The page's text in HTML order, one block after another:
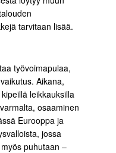
tarvitaan lisää.
työvoimapulaa,
Aikana,
leikkauksilla
osaaminen
Eurooppa ja
jossa
puhutaan –